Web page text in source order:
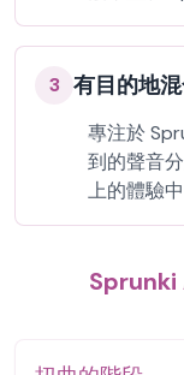
3 有目的地
專注於
到的聲音
上的體驗
Sprunki